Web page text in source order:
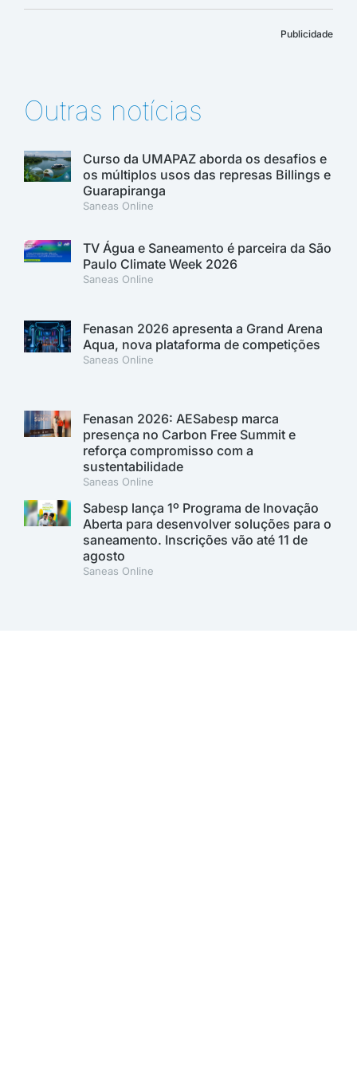
Publicidade
Outras notícias
Curso da UMAPAZ aborda os desafios e
os múltiplos usos das represas Billings e
Guarapiranga
Saneas Online
TV Água e Saneamento é parceira da São
Paulo Climate Week 2026
Saneas Online
Fenasan 2026 apresenta a Grand Arena
Aqua, nova plataforma de competições
Saneas Online
Fenasan 2026: AESabesp marca
presença no Carbon Free Summit e
reforça compromisso com a
sustentabilidade
Saneas Online
Sabesp lança 1º Programa de Inovação
Aberta para desenvolver soluções para o
saneamento. Inscrições vão até 11 de
agosto
Saneas Online